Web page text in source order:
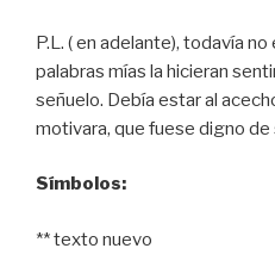
P.L. ( en adelante), todavía
palabras mías la hicieran
señuelo. Debía estar al
motivara, que fuese digno
Símbolos:
** texto nuevo